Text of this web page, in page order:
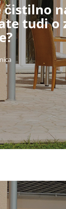
čistilno
tudi o